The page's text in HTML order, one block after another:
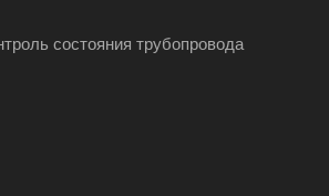
состояния трубопровода